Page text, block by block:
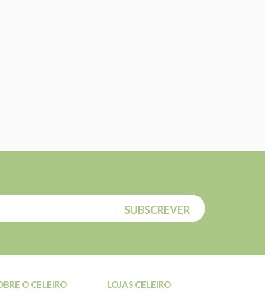
SUBSCREVER
O CELEIRO LOJAS CELEIRO